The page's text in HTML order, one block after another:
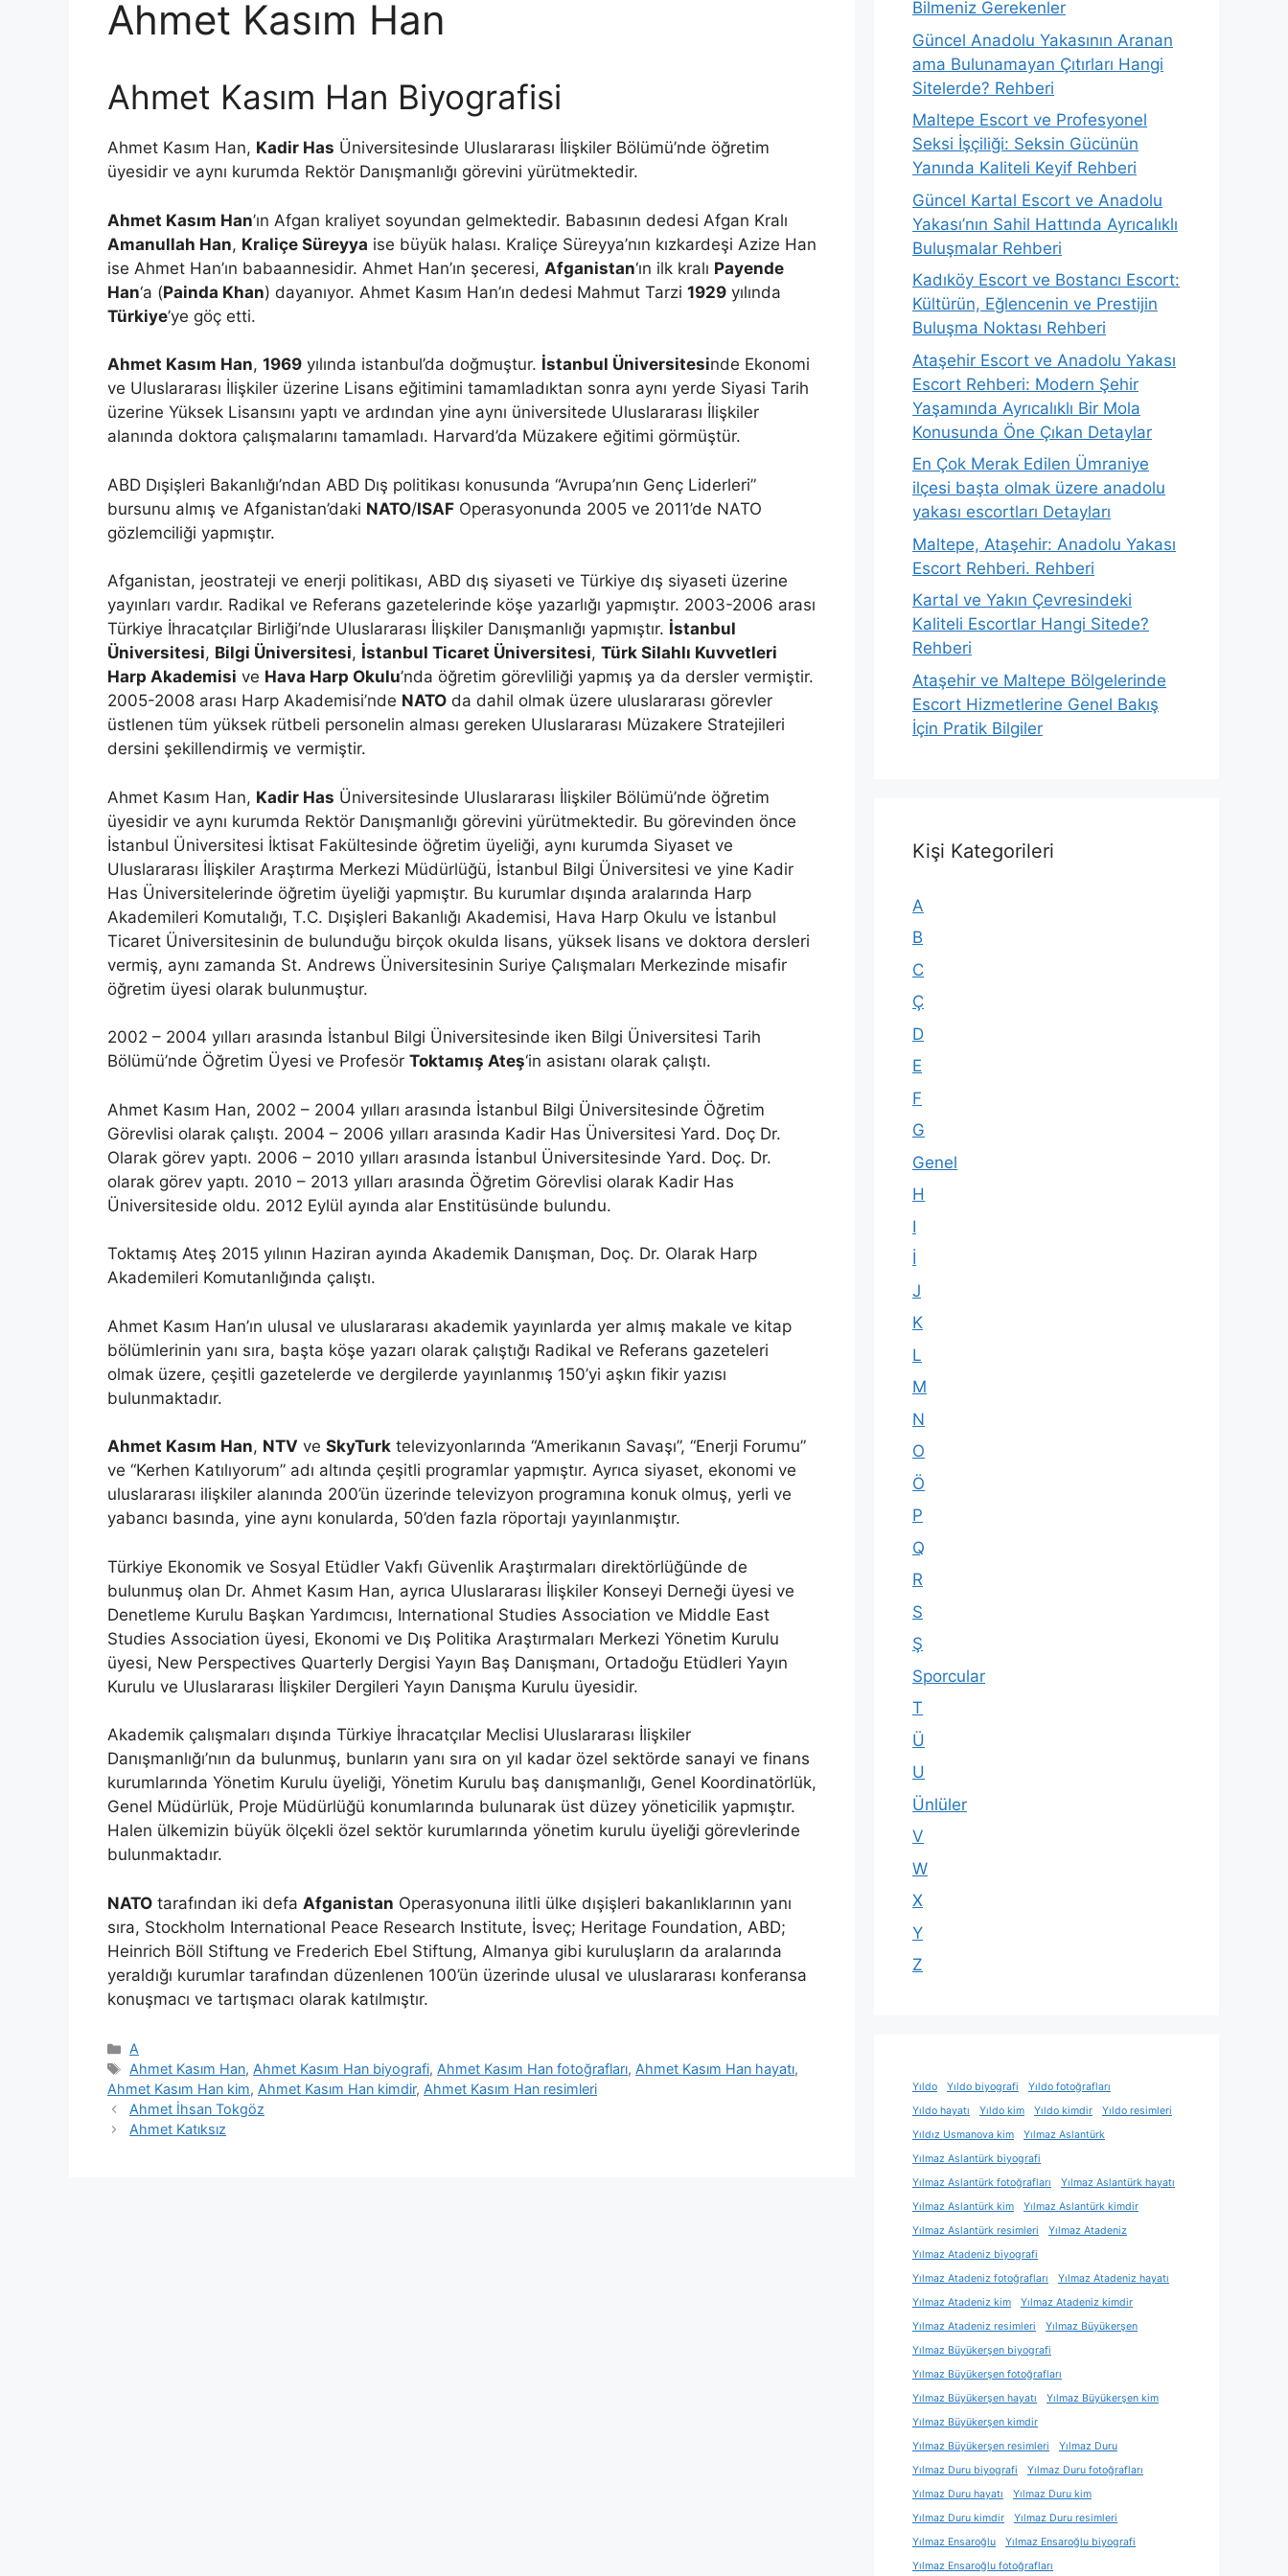
Ahmet Kasım Han
Ahmet Kasım Han Biyografisi
Ahmet Kasım Han, Kadir Has Üniversitesinde Uluslararası İlişkiler Bölümü’nde öğretim
üyesidir ve aynı kurumda Rektör Danışmanlığı görevini yürütmektedir.
Ahmet Kasım Han’ın Afgan kraliyet soyundan gelmektedir. Babasının dedesi Afgan Kralı
Amanullah Han, Kraliçe Süreyya ise büyük halası. Kraliçe Süreyya’nın kızkardeşi Azize Han
ise Ahmet Han’ın babaannesidir. Ahmet Han’ın şeceresi, Afganistan‘ın ilk kralı Payende
Han‘a (Painda Khan) dayanıyor. Ahmet Kasım Han’ın dedesi Mahmut Tarzi 1929 yılında
Türkiye’ye göç etti.
Ahmet Kasım Han, 1969 yılında istanbul’da doğmuştur. İstanbul Üniversitesinde Ekonomi
ve Uluslararası İlişkiler üzerine Lisans eğitimini tamamladıktan sonra aynı yerde Siyasi Tarih
üzerine Yüksek Lisansını yaptı ve ardından yine aynı üniversitede Uluslararası İlişkiler
alanında doktora çalışmalarını tamamladı. Harvard’da Müzakere eğitimi görmüştür.
ABD Dışişleri Bakanlığı’ndan ABD Dış politikası konusunda “Avrupa’nın Genç Liderleri”
bursunu almış ve Afganistan’daki NATO/ISAF Operasyonunda 2005 ve 2011’de NATO
gözlemciliği yapmıştır.
Afganistan, jeostrateji ve enerji politikası, ABD dış siyaseti ve Türkiye dış siyaseti üzerine
yayınları vardır. Radikal ve Referans gazetelerinde köşe yazarlığı yapmıştır. 2003-2006 arası
Türkiye İhracatçılar Birliği’nde Uluslararası İlişkiler Danışmanlığı yapmıştır. İstanbul
Üniversitesi, Bilgi Üniversitesi, İstanbul Ticaret Üniversitesi, Türk Silahlı Kuvvetleri
Harp Akademisi ve Hava Harp Okulu’nda öğretim görevliliği yapmış ya da dersler vermiştir.
2005-2008 arası Harp Akademisi’nde NATO da dahil olmak üzere uluslararası görevler
üstlenen tüm yüksek rütbeli personelin alması gereken Uluslararası Müzakere Stratejileri
dersini şekillendirmiş ve vermiştir.
Ahmet Kasım Han, Kadir Has Üniversitesinde Uluslararası İlişkiler Bölümü’nde öğretim
üyesidir ve aynı kurumda Rektör Danışmanlığı görevini yürütmektedir. Bu görevinden önce
İstanbul Üniversitesi İktisat Fakültesinde öğretim üyeliği, aynı kurumda Siyaset ve
Uluslararası İlişkiler Araştırma Merkezi Müdürlüğü, İstanbul Bilgi Üniversitesi ve yine Kadir
Has Üniversitelerinde öğretim üyeliği yapmıştır. Bu kurumlar dışında aralarında Harp
Akademileri Komutalığı, T.C. Dışişleri Bakanlığı Akademisi, Hava Harp Okulu ve İstanbul
Ticaret Üniversitesinin de bulunduğu birçok okulda lisans, yüksek lisans ve doktora dersleri
vermiş, aynı zamanda St. Andrews Üniversitesinin Suriye Çalışmaları Merkezinde misafir
öğretim üyesi olarak bulunmuştur.
2002 – 2004 yılları arasında İstanbul Bilgi Üniversitesinde iken Bilgi Üniversitesi Tarih
Bölümü’nde Öğretim Üyesi ve Profesör Toktamış Ateş‘in asistanı olarak çalıştı.
Ahmet Kasım Han, 2002 – 2004 yılları arasında İstanbul Bilgi Üniversitesinde Öğretim
Görevlisi olarak çalıştı. 2004 – 2006 yılları arasında Kadir Has Üniversitesi Yard. Doç Dr.
Olarak görev yaptı. 2006 – 2010 yılları arasında İstanbul Üniversitesinde Yard. Doç. Dr.
olarak görev yaptı. 2010 – 2013 yılları arasında Öğretim Görevlisi olarak Kadir Has
Üniversiteside oldu. 2012 Eylül ayında alar Enstitüsünde bulundu.
Toktamış Ateş 2015 yılının Haziran ayında Akademik Danışman, Doç. Dr. Olarak Harp
Akademileri Komutanlığında çalıştı.
Ahmet Kasım Han’ın ulusal ve uluslararası akademik yayınlarda yer almış makale ve kitap
bölümlerinin yanı sıra, başta köşe yazarı olarak çalıştığı Radikal ve Referans gazeteleri
olmak üzere, çeşitli gazetelerde ve dergilerde yayınlanmış 150’yi aşkın fikir yazısı
bulunmaktadır.
Ahmet Kasım Han, NTV ve SkyTurk televizyonlarında “Amerikanın Savaşı”, “Enerji Forumu”
ve “Kerhen Katılıyorum” adı altında çeşitli programlar yapmıştır. Ayrıca siyaset, ekonomi ve
uluslararası ilişkiler alanında 200’ün üzerinde televizyon programına konuk olmuş, yerli ve
yabancı basında, yine aynı konularda, 50’den fazla röportajı yayınlanmıştır.
Türkiye Ekonomik ve Sosyal Etüdler Vakfı Güvenlik Araştırmaları direktörlüğünde de
bulunmuş olan Dr. Ahmet Kasım Han, ayrıca Uluslararası İlişkiler Konseyi Derneği üyesi ve
Denetleme Kurulu Başkan Yardımcısı, International Studies Association ve Middle East
Studies Association üyesi, Ekonomi ve Dış Politika Araştırmaları Merkezi Yönetim Kurulu
üyesi, New Perspectives Quarterly Dergisi Yayın Baş Danışmanı, Ortadoğu Etüdleri Yayın
Kurulu ve Uluslararası İlişkiler Dergileri Yayın Danışma Kurulu üyesidir.
Akademik çalışmaları dışında Türkiye İhracatçılar Meclisi Uluslararası İlişkiler
Danışmanlığı’nın da bulunmuş, bunların yanı sıra on yıl kadar özel sektörde sanayi ve finans
kurumlarında Yönetim Kurulu üyeliği, Yönetim Kurulu baş danışmanlığı, Genel Koordinatörlük,
Genel Müdürlük, Proje Müdürlüğü konumlarında bulunarak üst düzey yöneticilik yapmıştır.
Halen ülkemizin büyük ölçekli özel sektör kurumlarında yönetim kurulu üyeliği görevlerinde
bulunmaktadır.
NATO tarafından iki defa Afganistan Operasyonuna ilitli ülke dışişleri bakanlıklarının yanı
sıra, Stockholm International Peace Research Institute, İsveç; Heritage Foundation, ABD;
Heinrich Böll Stiftung ve Frederich Ebel Stiftung, Almanya gibi kuruluşların da aralarında
yeraldığı kurumlar tarafından düzenlenen 100’ün üzerinde ulusal ve uluslararası konferansa
konuşmacı ve tartışmacı olarak katılmıştır.
Kategoriler
A
Etiketler
Ahmet Kasım Han, Ahmet Kasım Han biyografi, Ahmet Kasım Han fotoğrafları, Ahmet Kasım Han hayatı,
Ahmet Kasım Han kim, Ahmet Kasım Han kimdir, Ahmet Kasım Han resimleri
Ahmet İhsan Tokgöz
Ahmet Katıksız
Bilmeniz Gerekenler
Güncel Anadolu Yakasının Aranan
ama Bulunamayan Çıtırları Hangi
Sitelerde? Rehberi
Maltepe Escort ve Profesyonel
Seksi İşçiliği: Seksin Gücünün
Yanında Kaliteli Keyif Rehberi
Güncel Kartal Escort ve Anadolu
Yakası’nın Sahil Hattında Ayrıcalıklı
Buluşmalar Rehberi
Kadıköy Escort ve Bostancı Escort:
Kültürün, Eğlencenin ve Prestijin
Buluşma Noktası Rehberi
Ataşehir Escort ve Anadolu Yakası
Escort Rehberi: Modern Şehir
Yaşamında Ayrıcalıklı Bir Mola
Konusunda Öne Çıkan Detaylar
En Çok Merak Edilen Ümraniye
ilçesi başta olmak üzere anadolu
yakası escortları Detayları
Maltepe, Ataşehir: Anadolu Yakası
Escort Rehberi. Rehberi
Kartal ve Yakın Çevresindeki
Kaliteli Escortlar Hangi Sitede?
Rehberi
Ataşehir ve Maltepe Bölgelerinde
Escort Hizmetlerine Genel Bakış
İçin Pratik Bilgiler
Kişi Kategorileri
A
B
C
Ç
D
E
F
G
Genel
H
I
İ
J
K
L
M
N
O
Ö
P
Q
R
S
Ş
Sporcular
T
Ü
U
Ünlüler
V
W
X
Y
Z
Yıldo Yıldo biyografi
Yıldo fotoğrafları
Yıldo hayatı
Yıldo kim Yıldo kimdir
Yıldo resimleri
Yıldız Usmanova kim
Yılmaz Aslantürk
Yılmaz Aslantürk biyografi
Yılmaz Aslantürk fotoğrafları
Yılmaz Aslantürk hayatı
Yılmaz Aslantürk kim
Yılmaz Aslantürk kimdir
Yılmaz Aslantürk resimleri
Yılmaz Atadeniz
Yılmaz Atadeniz biyografi
Yılmaz Atadeniz fotoğrafları
Yılmaz Atadeniz hayatı
Yılmaz Atadeniz kim
Yılmaz Atadeniz kimdir
Yılmaz Atadeniz resimleri
Yılmaz Büyükerşen
Yılmaz Büyükerşen biyografi
Yılmaz Büyükerşen fotoğrafları
Yılmaz Büyükerşen hayatı
Yılmaz Büyükerşen kim
Yılmaz Büyükerşen kimdir
Yılmaz Büyükerşen resimleri
Yılmaz Duru
Yılmaz Duru biyografi
Yılmaz Duru fotoğrafları
Yılmaz Duru hayatı
Yılmaz Duru kim
Yılmaz Duru kimdir
Yılmaz Duru resimleri
Yılmaz Ensaroğlu
Yılmaz Ensaroğlu biyografi
Yılmaz Ensaroğlu fotoğrafları